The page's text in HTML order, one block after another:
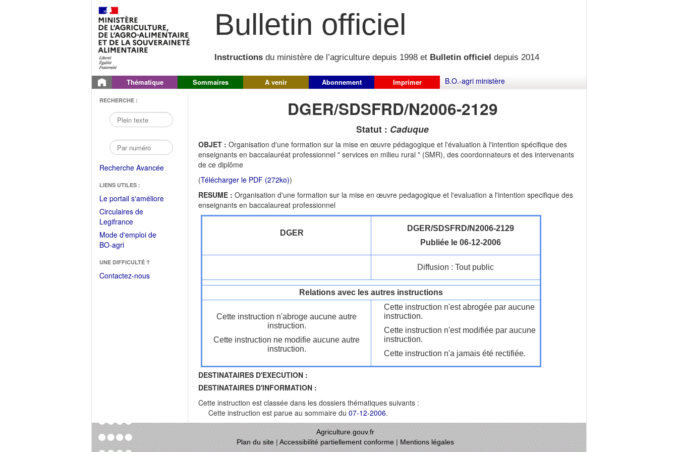
Bulletin officiel
Instructions du ministère de l’agriculture depuis 1998 et Bulletin officiel depuis 2014
Thématique Sommaires A venir Abonnement Imprimer B.O.-agri ministère
RECHERCHE :
Recherche Avancée
LIENS UTILES :
Le portail s'améliore(Fichier
Circulaires de
Legifrance(Ouvrir
dans
une
fenêtre)
Mode d'emploi de
BO-agri(Ouvrir
une
nouvelle
UNE DIFFICULTÉ ?
Contactez-nous
DGER/SDSFRD/N2006-2129
Statut : Caduque
OBJET : Organisation d'une formation sur la mise en œuvre pédagogique et l'évaluation à l'intention spécifique des
enseignants en baccalauréat professionnel " services en milieu rural " (SMR), des coordonnateurs et des intervenants
de ce diplôme
(Télécharger le PDF (272ko))
RESUME : Organisation d'une formation sur la mise en œuvre pedagogique et l'evaluation a l'intention specifique des
enseignants en baccalaureat professionnel
DGER
DGER/SDSFRD/N2006-2129
Publiée le 06-12-2006
Diffusion : Tout public
Relations avec les autres instructions
Cette instruction n'abroge aucune autre
instruction.
Cette instruction ne modifie aucune autre
instruction.
Cette instruction n'est abrogée par aucune
instruction.
Cette instruction n'est modifiée par aucune
instruction.
Cette instruction n'a jamais été rectifiée.
DESTINATAIRES D'EXECUTION :
DESTINATAIRES D'INFORMATION :
Cette instruction est classée dans les dossiers thématiques suivants :
Cette instruction est parue au sommaire du 07-12-2006.
Agriculture.gouv.fr
Plan du site|Accessibilité partiellement conforme|Mentions légales